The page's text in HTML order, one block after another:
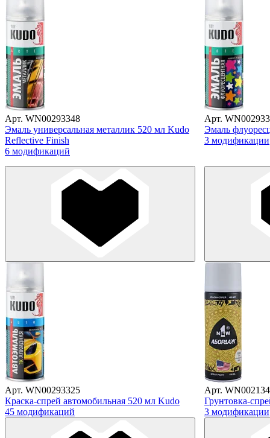
Арт. WN00293348
Эмаль универсальная металлик 520 мл Kudo
Reflective Finish
6 модификаций
Арт.
Эмаль
3 модификации
Арт. WN00293325
Краска-спрей автомобильная 520 мл Kudo
45 модификаций
Арт.
Грунтовка-
3 модификации